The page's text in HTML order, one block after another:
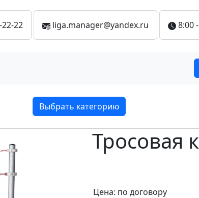
22 liga.manager@yandex.ru 8:00
Выбрать категорию
Тросовая
Цена: по договору